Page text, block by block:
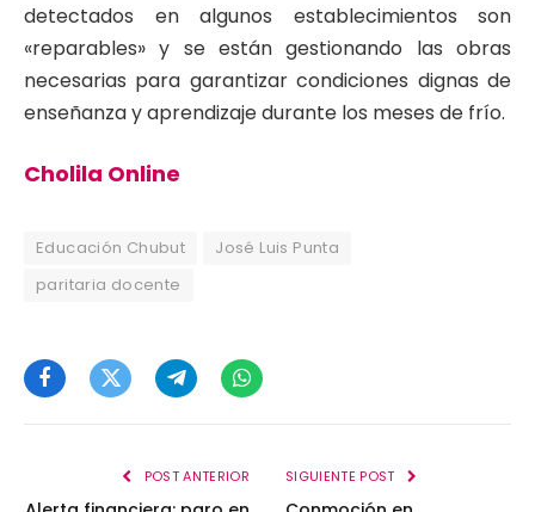
detectados en algunos establecimientos son
«reparables» y se están gestionando las obras
necesarias para garantizar condiciones dignas de
enseñanza y aprendizaje durante los meses de frío.
Cholila Online
Educación Chubut
José Luis Punta
paritaria docente
FacebookTwitterTelegramWhatsApp
POST ANTERIOR SIGUIENTE POST